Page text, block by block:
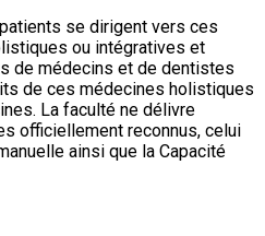
se dirigent vers ces
ou intégratives et
de médecins et de dentistes
de ces médecines holistiques
La faculté ne délivre
officiellement reconnus, celui
ainsi que la Capacité